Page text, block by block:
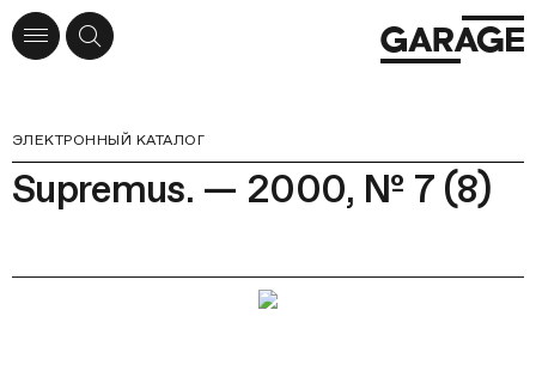
ЭЛЕКТРОННЫЙ КАТАЛОГ
Supremus. — 2000, № 7 (8)